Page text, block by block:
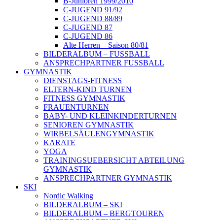
C-JUGEND 91/92
C-JUGEND 88/89
C-JUGEND 87
C-JUGEND 86
Alte Herren – Saison 80/81
BILDERALBUM – FUSSBALL
ANSPRECHPARTNER FUSSBALL
GYMNASTIK
DIENSTAGS-FITNESS
ELTERN-KIND TURNEN
FITNESS GYMNASTIK
FRAUENTURNEN
BABY- UND KLEINKINDERTURNEN
SENIOREN GYMNASTIK
WIRBELSÄULENGYMNASTIK
KARATE
YOGA
TRAININGSUEBERSICHT ABTEILUNG
GYMNASTIK
ANSPRECHPARTNER GYMNASTIK
SKI
Nordic Walking
BILDERALBUM – SKI
BILDERALBUM – BERGTOUREN